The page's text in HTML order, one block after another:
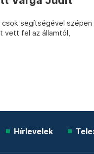
csok segítségével szépen
vett fel az államtól,
Hírlevelek